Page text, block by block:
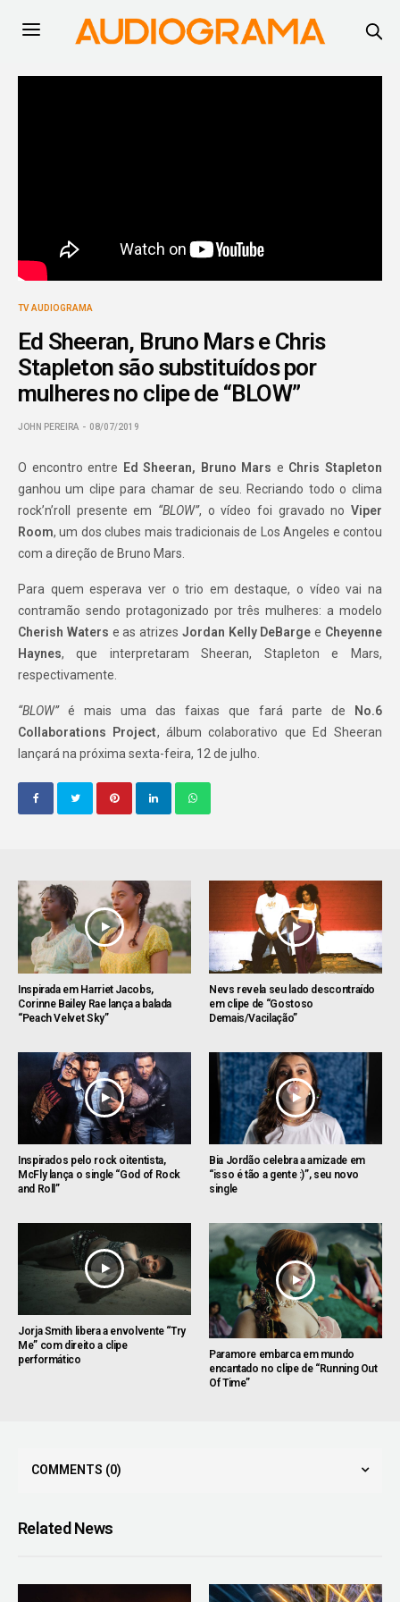
TV AUDIOGRAMA
Ed Sheeran, Bruno Mars e Chris
Stapleton são substituídos por
mulheres no clipe de “BLOW”
JOHN PEREIRA 08/07/2019
O encontro entre Ed Sheeran, Bruno Mars e Chris Stapleton
ganhou um clipe para chamar de seu. Recriando todo o clima
rock’n’roll presente em “BLOW”, o vídeo foi gravado no Viper
Room, um dos clubes mais tradicionais de Los Angeles e contou
com a direção de Bruno Mars.
Para quem esperava ver o trio em destaque, o vídeo vai na
contramão sendo protagonizado por três mulheres: a modelo
Cherish Waters e as atrizes Jordan Kelly DeBarge e Cheyenne
Haynes, que interpretaram Sheeran, Stapleton e Mars,
respectivamente.
“BLOW”é mais uma das faixas que fará parte de
No.6
Collaborations Project, álbum colaborativo que Ed Sheeran
lançará na próxima sexta-feira, 12 de julho.
Inspirada em Harriet Jacobs,
Corinne Bailey Rae lança a balada
“Peach Velvet Sky”
Nevs revela seu lado descontraído
em clipe de “Gostoso
Demais/Vacilação”
Inspirados pelo rock oitentista,
McFly lança o single “God of Rock
and Roll”
Bia Jordão celebra a amizade em
“isso é tão a gente :)”, seu novo
single
Jorja Smith libera a envolvente “Try
Me” com direito a clipe
performático
Paramore embarca em mundo
encantado no clipe de “Running Out
Of Time”
COMMENTS (0)
Related News